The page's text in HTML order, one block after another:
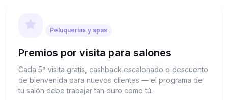
Peluquerías y spas
Premios por visita para salones
Cada 5ª visita gratis, cashback escalonado o descuento
de bienvenida para nuevos clientes — el programa de
tu salón debe trabajar tan duro como tú.